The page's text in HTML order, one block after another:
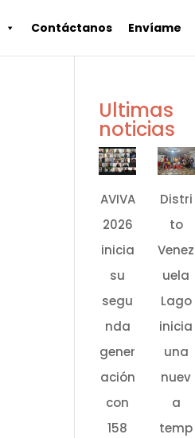
Contáctanos Envíame
Ultimas
noticias
AVIVA
2026
inicia
su
segu
nda
gener
ación
con
158
Distri
to
Venez
uela
Lago
inicia
una
nuev
a
temp